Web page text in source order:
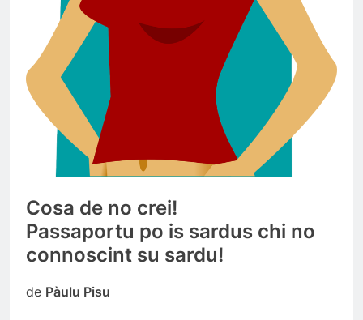
Cosa de no crei!
Passaportu po is sardus chi no
connoscint su sardu!
de Pàulu Pisu